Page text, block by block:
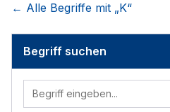
← Alle Begriffe mit „K“
Begriff suchen